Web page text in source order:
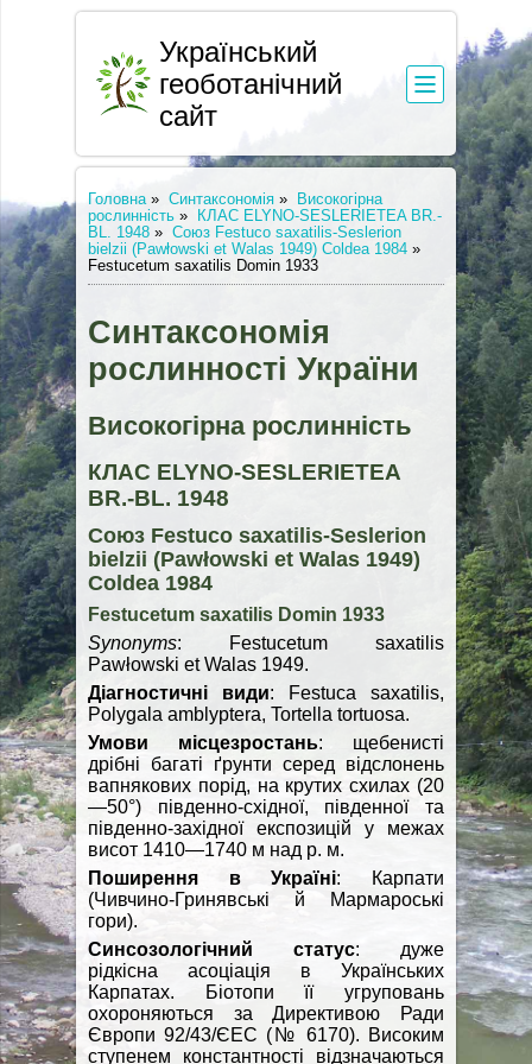
Український
геоботанічний
сайт
Головна » Синтаксономія »
Високогірна
рослинність »
КЛАС ELYNO-SESLERIETEA BR.-
BL. 1948 » Союз Festuco saxatilis-Seslerion
bielzii (Pawłowski et Walas 1949) Coldea 1984 »
Festucetum saxatilis Domin 1933
Синтаксономія
рослинності України
Високогірна рослинність
КЛАС ELYNO-SESLERIETEA
BR.-BL. 1948
Союз Festuco saxatilis-Seslerion
bielzii (Pawłowski et Walas 1949)
Coldea 1984
Festucetum saxatilis Domin 1933
Synonyms: Festucetum saxatilis
Pawłowski et Walas 1949.
Діагностичні види: Festuca saxatilis,
Polygala amblyptera, Tortella tortuosa.
Умови місцезростань: щебенисті
дрібні багаті ґрунти серед відслонень
вапнякових порід, на крутих схилах (20
—50°) південно-східної, південної та
південно-західної експозицій у межах
висот 1410—1740 м над р. м.
Поширення в Україні: Карпати
(Чивчино-Гринявські й Мармароські
гори).
Синсозологічний статус: дуже
рідкісна асоціація в Українських
Карпатах. Біотопи її угруповань
охороняються за Директивою Ради
Європи 92/43/ЄЕС (№ 6170). Високим
ступенем константності відзначаються